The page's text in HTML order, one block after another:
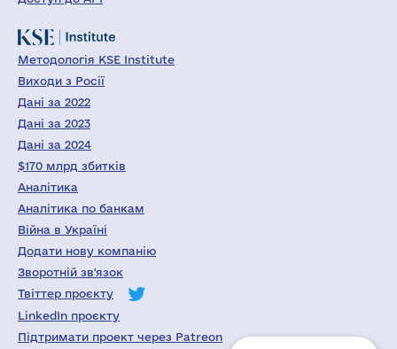
Методологія KSE Institute
Виходи з Росії
Дані за 2022
Дані за 2023
Дані за 2024
$170 млрд збитків
Аналітика
Аналітика по банкам
Війна в Україні
Додати нову компанію
Зворотній зв'язок
Твіттер проєкту
LinkedIn проєкту
Підтримати проект через Patreon